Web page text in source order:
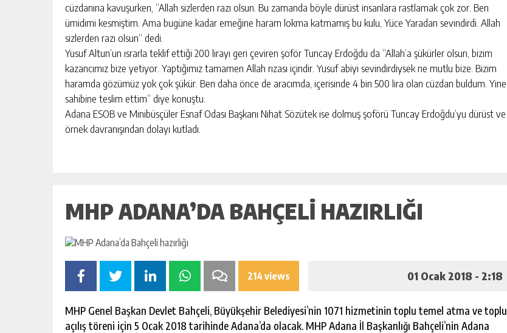
cüzdanına kavuşurken, “Allah sizlerden razı olsun. Bu zamanda böyle dürüst insanlara rastlamak çok zor. Ben
ümidimi kesmiştim. Ama bugüne kadar emeğine haram lokma katmamış bu kulu, Yüce Yaradan sevindirdi. Allah
sizlerden razı olsun” dedi.
Yusuf Altun’un ısrarla teklif ettiği 200 lirayı geri çeviren şoför Tuncay Erdoğdu da “Allah’a şükürler olsun, bizim
kazancımız bize yetiyor. Yaptığımız tamamen Allah rızası içindir. Yusuf abiyi sevindirdiysek ne mutlu bize. Bizim
haramda gözümüz yok çok şükür. Ben daha önce de aracımda, içerisinde 4 bin 500 lira olan cüzdan buldum. Yine
sahibine teslim ettim” diye konuştu.
Adana ESOB ve Minibüsçüler Esnaf Odası Başkanı Nihat Sözütek ise dolmuş şoförü Tuncay Erdoğdu’yu dürüst ve
örnek davranışından dolayı kutladı.
MHP ADANA’DA BAHÇELI HAZIRLIĞI
214 views 01 Ocak 2018 - 2:18
MHP Genel Başkan Devlet Bahçeli, Büyükşehir Belediyesi’nin 1071 hizmetinin toplu temel atma ve toplu
açılış töreni için 5 Ocak 2018 tarihinde Adana’da olacak. MHP Adana İl Başkanlığı Bahçeli’nin Adana